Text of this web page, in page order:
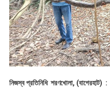
নিজস্ব প্রতিনিধি শরণখোলা, (বাগেরহাট) :